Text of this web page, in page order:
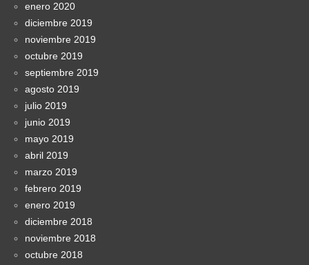
enero 2020
diciembre 2019
noviembre 2019
octubre 2019
septiembre 2019
agosto 2019
julio 2019
junio 2019
mayo 2019
abril 2019
marzo 2019
febrero 2019
enero 2019
diciembre 2018
noviembre 2018
octubre 2018